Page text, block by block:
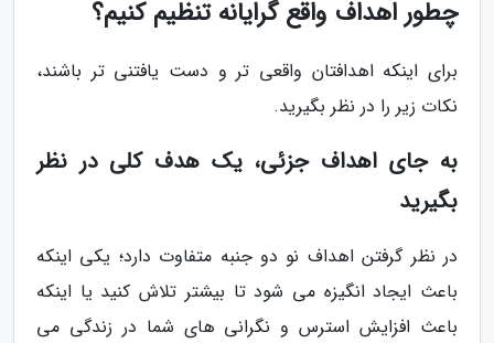
چطور اهداف واقع گرایانه تنظیم کنیم؟
برای اینکه اهدافتان واقعی تر و دست یافتنی تر باشند،
نکات زیر را در نظر بگیرید.
به جای اهداف جزئی، یک هدف کلی در نظر
بگیرید
در نظر گرفتن اهداف نو دو جنبه متفاوت دارد؛ یکی اینکه
باعث ایجاد انگیزه می شود تا بیشتر تلاش کنید یا اینکه
باعث افزایش استرس و نگرانی های شما در زندگی می